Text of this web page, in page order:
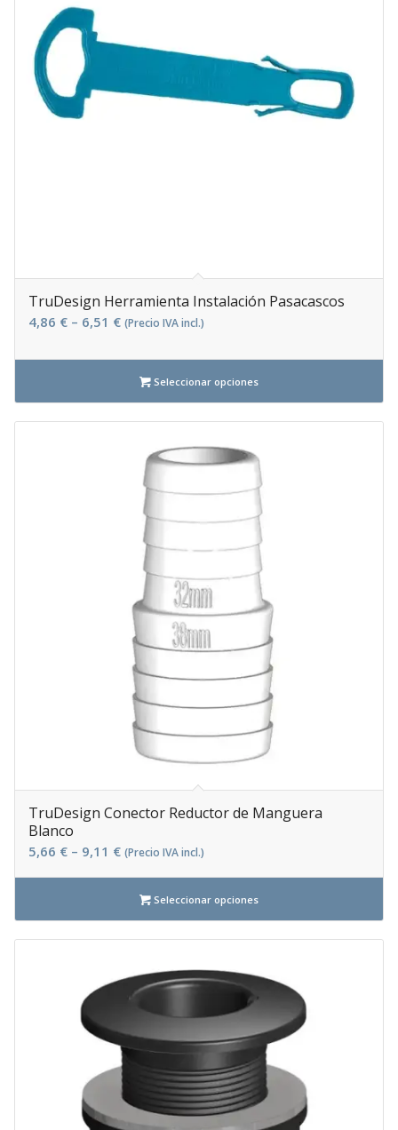
TruDesign Herramienta Instalación Pasacascos
4,86 € – 6,51 € (Precio IVA incl.)
Seleccionar opciones
TruDesign Conector Reductor de Manguera
Blanco
5,66 € – 9,11 € (Precio IVA incl.)
Seleccionar opciones